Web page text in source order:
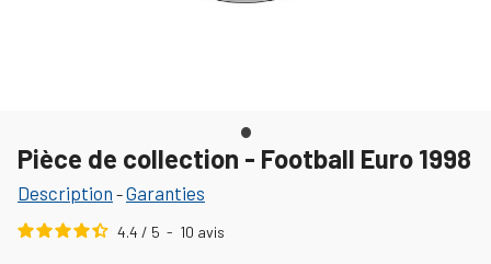
Pièce de collection - Football Euro 1998
Description -Garanties
4.4 / 5 - 10 avis